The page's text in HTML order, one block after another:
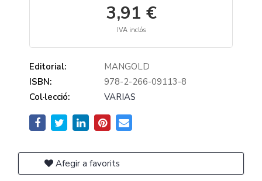
3,91 €
IVA inclós
Editorial:
MANGOLD
ISBN:
978-2-266-09113-8
Col·lecció:
VARIAS
Afegir a favorits